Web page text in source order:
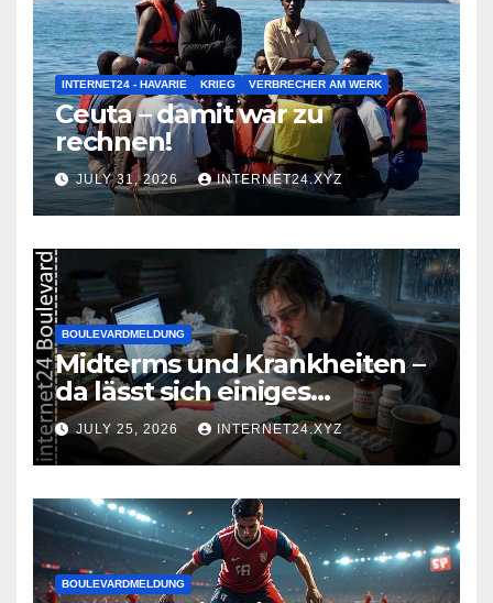
INTERNET24 - HAVARIE KRIEG VERBRECHER AM WERK
Ceuta – damit war zu
rechnen!
JULY 31, 2026 INTERNET24.XYZ
BOULEVARDMELDUNG
Midterms und Krankheiten –
da lässt sich einiges
zusammenbrauen!
JULY 25, 2026 INTERNET24.XYZ
BOULEVARDMELDUNG